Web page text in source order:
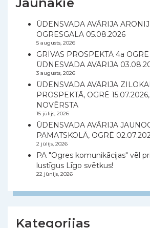
ŪDENSVADA AVĀRIJA
OGRESGALĀ 05.08.2026
5 augusts, 2026
GRĪVAS PROSPEKTĀ 4a
ŪDNESVADA AVĀRIJA
3 augusts, 2026
ŪDENSVADA AVĀRIJA
PROSPEKTĀ, OGRĒ
NOVĒRSTA
15 jūlijs, 2026
ŪDENSVADA AVĀRIJA
PAMATSKOLĀ, OGRĒ
2 jūlijs, 2026
PA "Ogres komunikācijas" vēl
lustīgus Līgo svētkus!
22 jūnijs, 2026
Kategorijas